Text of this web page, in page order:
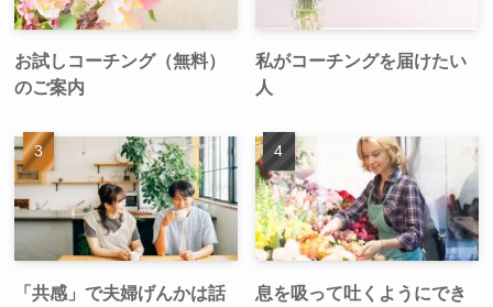
お試しコーチング（無料）
のご案内
私がコーチングを届けたい
人
「共感」で夫婦げんかは話
息を吸って吐くようにでき